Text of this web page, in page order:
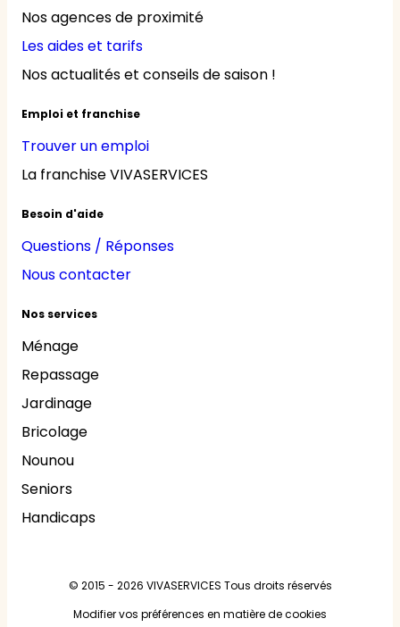
Nos agences de proximité
Les aides et tarifs
Nos actualités et conseils de saison !
Emploi et franchise
Trouver un emploi
La franchise VIVASERVICES
Besoin d'aide
Questions / Réponses
Nous contacter
Nos services
Ménage
Repassage
Jardinage
Bricolage
Nounou
Seniors
Handicaps
© 2015 - 2026 VIVASERVICES Tous droits réservés
Modifier vos préférences en matière de cookies